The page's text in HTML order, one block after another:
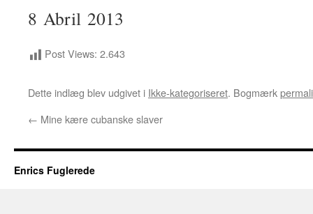
8 Abril 2013
Post Views: 2.643
Dette indlæg blev udgivet i Ikke-kategoriseret. Bogmærk
← Mine kære cubanske slaver
Enrics Fuglerede